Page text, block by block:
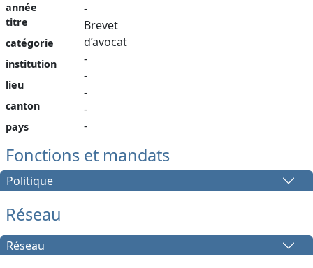
année
titre
catégorie
institution
lieu
canton
pays
-
Brevet
d’avocat
-
-
-
-
-
Fonctions et mandats
Politique
Réseau
Réseau